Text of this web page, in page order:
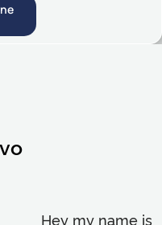
Hey my name is